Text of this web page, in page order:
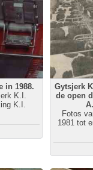
in 1988.
K.I.
K.I.
Gytsjerk
de open
Fotos
1981 tot